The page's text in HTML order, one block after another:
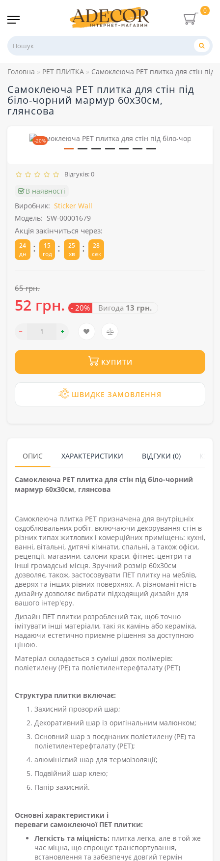
0
Головна PET ПЛИТКА Самоклеюча PET плитка для стін
Самоклеюча PET плитка для стін під
біло-чорний мармур 60х30см,
глянсова
-20%
Відгуків: 0
В наявності
Виробник: Sticker Wall
Модель: SW-00001679
Акція закінчиться через:
24
дн
:
15
год
:
25
хв
:
28
сек
65 грн.
52 грн. - 20% Вигода 13 грн.
КУПИТИ
ШВИДКЕ ЗАМОВЛЕННЯ
ОПИС ХАРАКТЕРИСТИКИ ВІДГУКИ (0)
Самоклеюча PET плитка для стін під біло-чорний
мармур 60х30см, глянсова
Самоклеюча плитка PET призначена для внутрішніх
оздоблювальних робіт, включаючи декорування стін в
різних типах житлових і комерційних приміщень: кухні,
ванні, вітальні, дитячі кімнати, спальні, а також офіси,
рецепції, магазини, салони краси, фітнес-центри та
інші громадські місця. Зручний розмір 60х30см
дозволяє, також, застосовувати ПЕТ плитку на меблів,
дверях та інших рівних поверхнях. А різноманітність
дизайну дозволяє вибрати підходящий дизайн для
вашого інтер'єру.
Дизайн ПЕТ плитки розроблений так, щоб точно
імітувати інші матеріали, такі як камінь або кераміка,
надаючи естетично приємне рішення за доступною
ціною.
Матеріал складається з суміші двох полімерів:
поліетилену (PE) та поліетилентерефталату (PET)
Структура плитки включає:
Захисний прозорий шар;
Декоративний шар із оригінальним малюнком;
Основний шар з поєднаних поліетилену (PE) та
поліетилентерефталату (PET);
алюмінієвий шар для термоізоляції;
Подвійний шар клею;
Папір захисний.
Основні характеристики і
переваги самоклеючої ПЕТ плитки:
Легкість та міцність: плитка легка, але в той же
час міцна, що спрощує транспортування,
встановлення та забезпечує довгий термін